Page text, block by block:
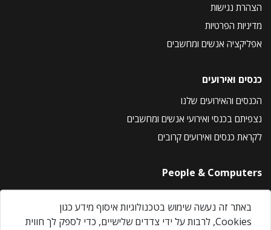
הצהרת נגישות
מדיניות הפרטיות
אפליקציה אנשים ומחשבים
כנסים ואירועים
הכנסים והאירועים שלנו
נצפיתם בכנסי ואירועי אנשים ומחשבים
לקראת כנסים ואירועים קרובים
People & Computers
About Us
Privacy Policy
באתר זה נעשה שימוש בטכנולוגיות איסוף מידע כגון
Cookies, לרבות על ידי צדדים שלישיים, כדי לספק לך חווית